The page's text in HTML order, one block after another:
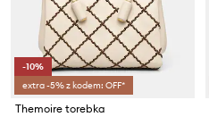
-10%
extra -5% z kodem: OFF*
Themoire torebka